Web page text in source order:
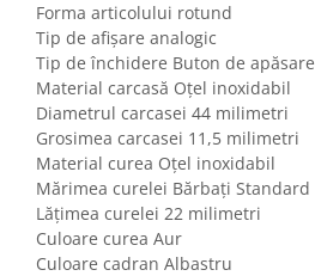
Genti si accesorii femei
Imbracaminte barbati
Imbracaminte femei
Imbracaminte si Incaltaminte copii
Incaltaminte barbati
Incaltaminte femei
Ochelari de soare
Ochelari de vedere
Gaming, Carti & Birotica
Forma articolului rotund
Tip de afișare analogic
Tip de închidere Buton de apăsare
Material carcasă Oțel inoxidabil
Diametrul carcasei 44 milimetri
Grosimea carcasei 11,5 milimetri
Material curea Oțel inoxidabil
Mărimea curelei Bărbați Standard
Lățimea curelei 22 milimetri
Culoare curea Aur
Culoare cadran Albastru